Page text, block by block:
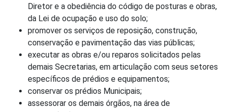
Diretor e a obediência do código de posturas e obras,
da Lei de ocupação e uso do solo;
promover os serviços de reposição, construção,
conservação e pavimentação das vias públicas;
executar as obras e/ou reparos solicitados pelas
demais Secretarias, em articulação com seus setores
específicos de prédios e equipamentos;
conservar os prédios Municipais;
assessorar os demais órgãos, na área de